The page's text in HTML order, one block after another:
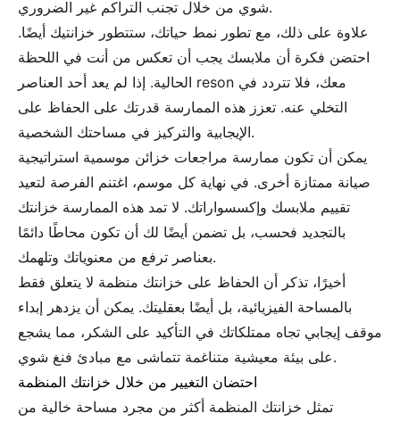
شوي من خلال تجنب التراكم غير الضروري.
علاوة على ذلك، مع تطور نمط حياتك، ستتطور خزانتيك أيضًا.
احتضن فكرة أن ملابسك يجب أن تعكس من أنت في اللحظة
الحالية. إذا لم يعد أحد العناصر reson معك، فلا تتردد في
التخلي عنه. تعزز هذه الممارسة قدرتك على الحفاظ على
الإيجابية والتركيز في مساحتك الشخصية.
يمكن أن تكون ممارسة مراجعات خزائن موسمية استراتيجية
صيانة ممتازة أخرى. في نهاية كل موسم، اغتنم الفرصة لتعيد
تقييم ملابسك وإكسسواراتك. لا تمد هذه الممارسة خزانتك
بالتجديد فحسب، بل تضمن أيضًا لك أن تكون محاطًا دائمًا
بعناصر ترفع من معنوياتك وتلهمك.
أخيرًا، تذكر أن الحفاظ على خزانتك منظمة لا يتعلق فقط
بالمساحة الفيزيائية، بل أيضًا بعقليتك. يمكن أن يزدهر إبداء
موقف إيجابي تجاه ممتلكاتك في التأكيد على الشكر، مما يشجع
على بيئة معيشية متناغمة تتماشى مع مبادئ فنغ شوي.
احتضان التغيير من خلال خزانتك المنظمة
تمثل خزانتك المنظمة أكثر من مجرد مساحة خالية من